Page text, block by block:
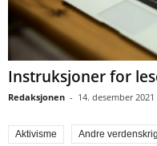
Instruksjoner for
Redaksjonen - 14. desember 2021
Aktivisme Andre verdenskrig